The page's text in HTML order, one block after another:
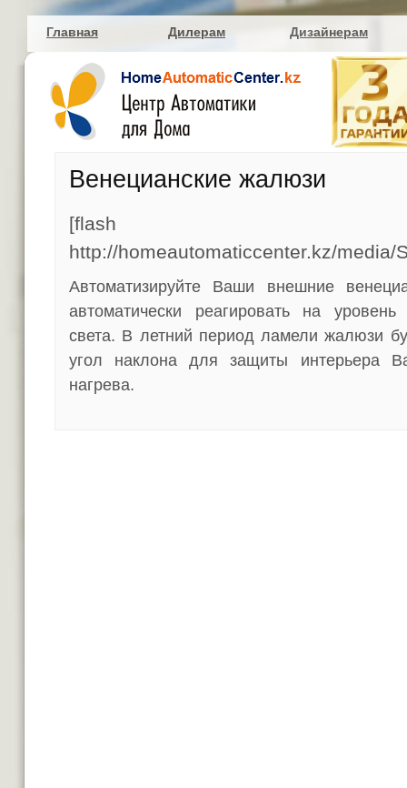
Главная Дилерам Дизайнерам
Венецианские жалюзи
[flash
http://homeautomaticcenter.kz/media/
Автоматизируйте Ваши внешние
автоматически реагировать на уровень
света. В летний период ламели жалюзи
угол наклона для защиты интерьера
нагрева.